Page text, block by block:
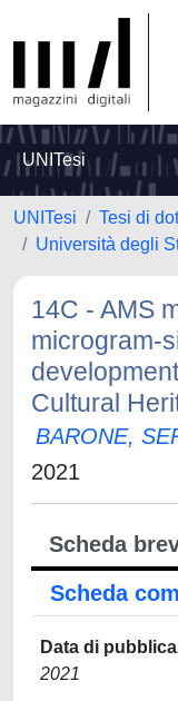
UNITesi
UNITesi
Tesi di
Università degli
14C - AMS
microgram-
Cultural
BARONE,
2021
Scheda
Scheda
Data di
2021